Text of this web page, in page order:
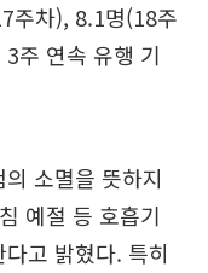
주차), 8.1명(18주
주 연속 유행 기
소멸을 뜻하지
예절 등 호흡기
고 밝혔다. 특히